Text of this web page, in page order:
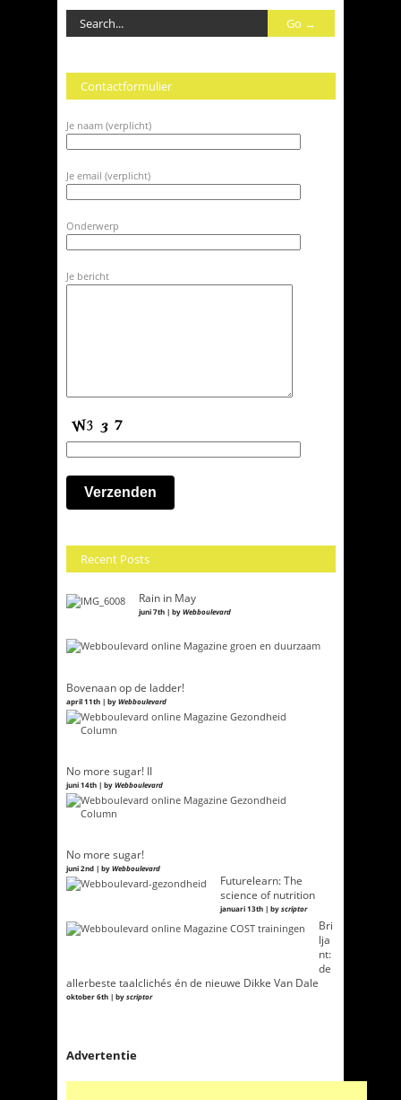
Contactformulier
Je naam (verplicht)
Je email (verplicht)
Onderwerp
Je bericht
Recent Posts
Rain in May
juni 7th | byWebboulevard
Bovenaan op de ladder!
april 11th | byWebboulevard
No more sugar! II
juni 14th | byWebboulevard
No more sugar!
juni 2nd | byWebboulevard
Futurelearn: The
science of nutrition
januari 13th | byscriptor
Bri
lja
nt:
de
allerbeste taalclichés én de nieuwe Dikke Van Dale
oktober 6th | byscriptor
Advertentie